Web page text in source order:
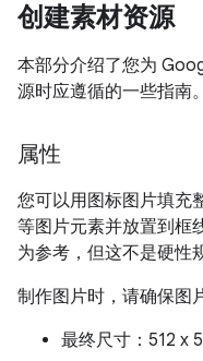
创建素材资源
本部分介绍了您为
源时应遵循的一些指南。
属性
您可以用图标图片填充
等图片元素并放置到框
为参考，但这不是硬性
制作图片时，请确保图
最终尺寸：512 x